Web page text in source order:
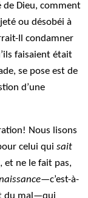
de Dieu, comment
ou désobéi à
Il condamner
faisaient était
se pose est de
d’une
Nous lisons
celui quisait
et ne le fait pas,
—c’est-à-